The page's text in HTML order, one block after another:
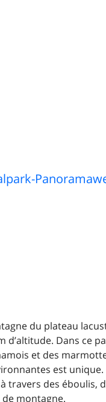
du plateau
d’altitude. Dans ce
et des
est unique.
travers des éboulis,
montagne.